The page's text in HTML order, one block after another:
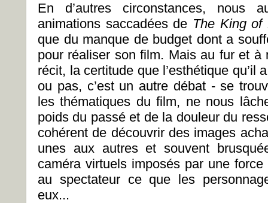
En d’autres circonstances, nous
animations saccadées de The King of
que du manque de budget dont a
pour réaliser son film. Mais au fur et à
récit, la certitude que l’esthétique qu’il
ou pas, c’est un autre débat - se
les thématiques du film, ne nous
poids du passé et de la douleur du
cohérent de découvrir des images
unes aux autres et souvent
caméra virtuels imposés par une
au spectateur ce que les
eux...